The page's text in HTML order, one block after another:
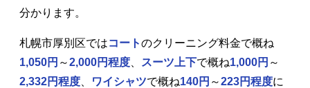
分かります。
札幌市厚別区ではコートのクリーニング料金で概ね
1,050円 ～2,000円程度 スーツ上下で概ね1,000円 ～
2,332円程度
ワイシャツで概ね140円 ～223円程度に